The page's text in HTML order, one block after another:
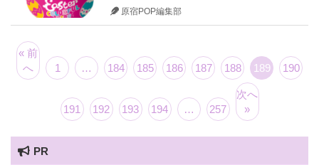
原宿POP編集部
« 前
へ
1 … 184 185 186 187 188 189 190
191 192 193 194 … 257
次へ
»
PR